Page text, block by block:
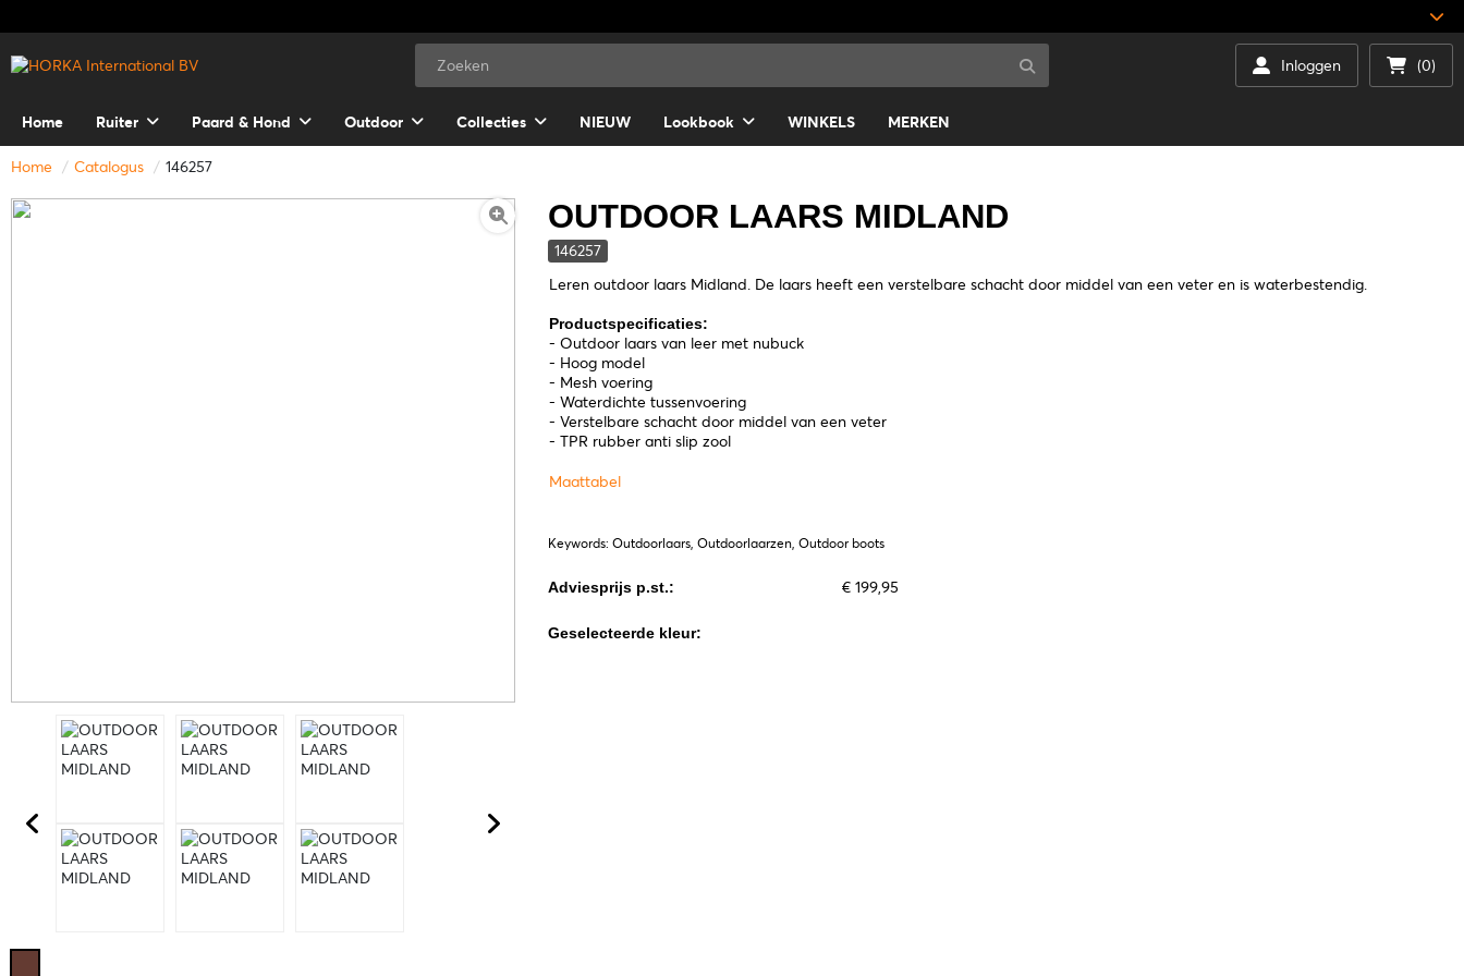
Inloggen (0)
Home Ruiter Paard & Hond Outdoor Collecties NIEUW Lookbook WINKELS MERKEN
Home Catalogus 146257
OUTDOOR LAARS MIDLAND
146257
Leren outdoor laars Midland. De laars heeft een verstelbare schacht door middel van een veter en is waterbestendig.
Productspecificaties:
- Outdoor laars van leer met nubuck
- Hoog model
- Mesh voering
- Waterdichte tussenvoering
- Verstelbare schacht door middel van een veter
- TPR rubber anti slip zool
Maattabel
Keywords: Outdoorlaars, Outdoorlaarzen, Outdoor boots
Adviesprijs p.st.: € 199,95
Geselecteerde kleur: